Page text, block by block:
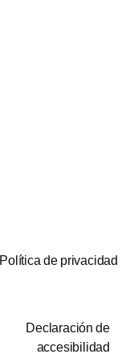
Política de privacidad
Declaración de
accesibilidad